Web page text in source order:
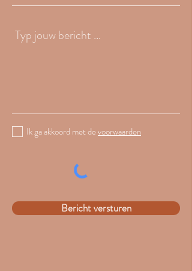
Bericht versturen
Ik ga akkoord met devoorwaarden